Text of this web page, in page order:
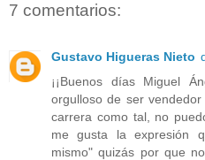
7 comentarios:
Gustavo Higueras Nieto
¡¡Buenos días Miguel
orgulloso de ser
carrera como tal, no
me gusta la expresión
mismo" quizás por que